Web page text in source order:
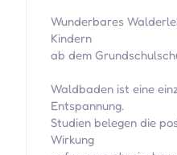
Wunderbares
Kindern
ab dem
Waldbaden ist eine
Entspannung.
Studien belegen die
Wirkung